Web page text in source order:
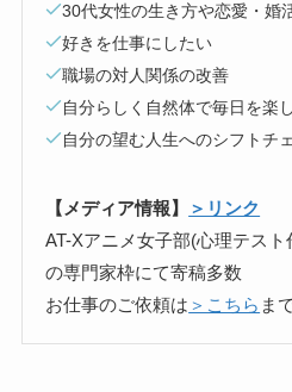
30代女性の生き方や恋愛・婚
好きを仕事にしたい
職場の対人関係の改善
自分らしく自然体で毎日を楽
自分の望む人生へのシフトチ
【メディア情報】
＞リンク
AT-Xアニメ女子部(心理テス
の専門家枠にて寄稿多数
お仕事のご依頼は ＞こちら ま